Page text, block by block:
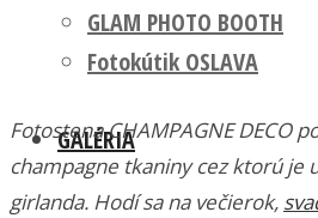
GLAM PHOTO BOOTH
Fotokútik OSLAVA
GALÉRIA
Fotostena CHAMPAGNE DECO
champagne tkaniny cez ktorú je
girlanda. Hodí sa na večierok,